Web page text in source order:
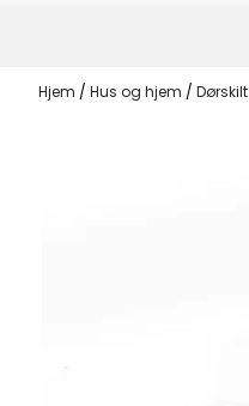
Hjem / Hus og hjem / Dørskilt